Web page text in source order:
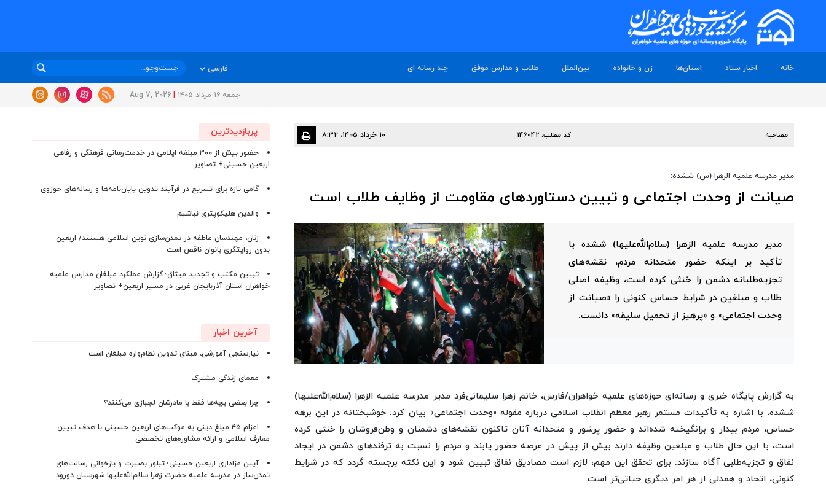
خانه اخبار ستاد استان‌ها زن و خانواده بین‌الملل طلاب و مدارس موفق چند رسانه ای
جمعه ۱۶ مرداد ۱۴۰۵ Aug 7, 2026
مصاحبه کد مطلب: 146042 ۱۰ خرداد ۱۴۰۵، ۸:۳۲
مدیر مدرسه علمیه الزهرا (س) ششده:
صیانت از وحدت اجتماعی و تبیین دستاوردهای مقاومت از وظایف طلاب است
مدیر مدرسه علمیه الزهرا (سلام‌الله‌علیها) ششده با
تأکید بر اینکه حضور متحدانه مردم، نقشه‌های
تجزیه‌طلبانه دشمن را خنثی کرده است، وظیفه اصلی
طلاب و مبلغین در شرایط حساس کنونی را «صیانت از
وحدت اجتماعی» و «پرهیز از تحمیل سلیقه» دانست.
به گزارش پایگاه خبری و رسانه‌ای حوزه‌های علمیه خواهران/فارس، خانم زهرا سلیمانی‌فرد مدیر مدرسه علمیه الزهرا (سلام‌الله‌علیها)
ششده، با اشاره به تأکیدات مستمر رهبر معظم انقلاب اسلامی درباره مقوله «وحدت اجتماعی» بیان کرد: خوشبختانه در این برهه
حساس، مردم بیدار و برانگیخته شده‌اند و حضور پرشور و متحدانه آنان تاکنون نقشه‌های دشمنان و وطن‌فروشان را خنثی کرده
است، با این حال طلاب و مبلغین وظیفه دارند بیش از پیش در عرصه حضور یابند و مردم را نسبت به ترفندهای دشمن در ایجاد
نفاق و تجزیه‌طلبی آگاه سازند. برای تحقق این مهم، لازم است مصادیق نفاق تبیین شود و این نکته برجسته گردد که در شرایط
کنونی، اتحاد و همدلی از هر امر دیگری حیاتی‌تر است.
پربازدیدترین
حضور بیش از ۳۰۰ مبلغه ایلامی در خدمت‌رسانی فرهنگی و رفاهی
اربعین حسینی+ تصاویر
گامی تازه برای تسریع در فرآیند تدوین پایان‌نامه‌ها و رساله‌های حوزوی
والدین هلیکوپتری نباشیم
زنان، مهندسان عاطفه در تمدن‌سازی نوین اسلامی هستند/ اربعین
بدون روایتگری بانوان ناقص است
تبیین مکتب و تجدید میثاق؛ گزارش عملکرد مبلغان مدارس علمیه
خواهران استان آذربایجان‌ غربی در مسیر اربعین+ تصاویر
آخرین اخبار
نیازسنجی آموزشی، مبنای تدوین نظام‌واره مبلغان است
معمای زندگی مشترک
چرا بعضی بچه‌ها فقط با مادرشان لجبازی می‌کنند؟
اعزام ۴۵ مبلغ دینی به موکب‌های اربعین حسینی با هدف تبیین
معارف اسلامی و ارائه مشاوره‌های تخصصی
آیین عزاداری اربعین حسینی؛ تبلور بصیرت و بازخوانی رسالت‌های
تمدن‌ساز در مدرسه علمیه حضرت زهرا سلام‌الله‌علیها شهرستان دورود